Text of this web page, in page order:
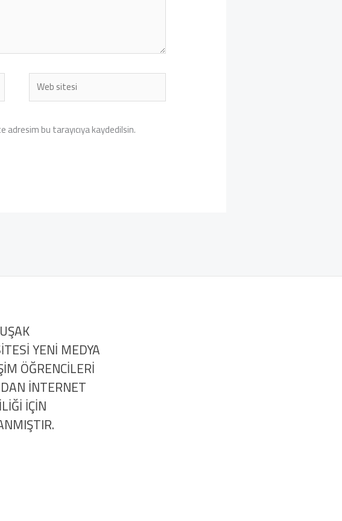
Web
sitesi
adresim bu tarayıcıya kaydedilsin.
YENİ MEDYA
ÖĞRENCİLERİ
İNTERNET
İÇİN